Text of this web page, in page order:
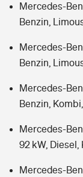
Mercedes-
Benzin,
Mercedes-
Benzin,
Mercedes-
Benzin,
Mercedes-
92 kW, Diesel,
Mercedes-